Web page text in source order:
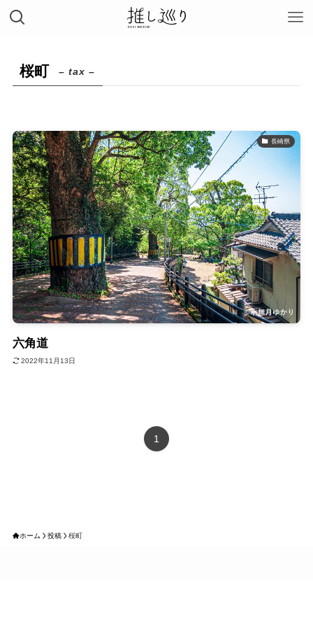
桜町 – tax –
長崎県
六角道
2022年11月13日
1
ホーム 投稿 桜町